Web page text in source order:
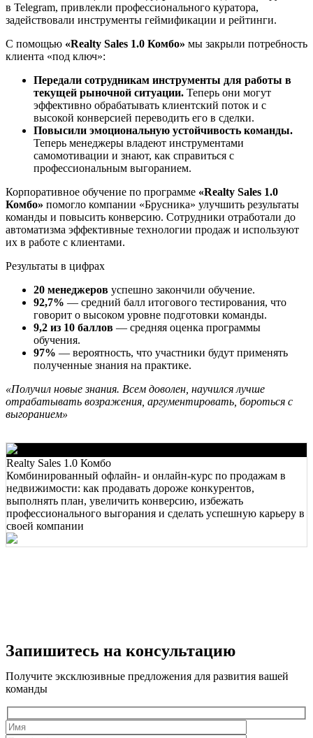
в Telegram, привлекли профессионального куратора,
задействовали инструменты геймификации и рейтинги.
С помощью «Realty Sales 1.0 Комбо» мы закрыли потребность
клиента «под ключ»:
Передали сотрудникам инструменты для работы в
текущей рыночной ситуации. Теперь они могут
эффективно обрабатывать клиентский поток и с
высокой конверсией переводить его в сделки.
Повысили эмоциональную устойчивость команды.
Теперь менеджеры владеют инструментами
самомотивации и знают, как справиться с
профессиональным выгоранием.
Корпоративное обучение по программе «Realty Sales 1.0
Комбо» помогло компании «Брусника» улучшить результаты
команды и повысить конверсию. Сотрудники отработали до
автоматизма эффективные технологии продаж и используют
их в работе с клиентами.
Результаты в цифрах
20 менеджеров успешно закончили обучение.
92,7% — средний балл итогового тестирования, что
говорит о высоком уровне подготовки команды.
9,2 из 10 баллов — средняя оценка программы
обучения.
97% — вероятность, что участники будут применять
полученные знания на практике.
«Получил новые знания. Всем доволен, научился лучше
отрабатывать возражения, аргументировать, бороться с
выгоранием»
Realty Sales 1.0 Комбо
Комбинированный офлайн- и онлайн-курс по продажам в
недвижимости: как продавать дороже конкурентов,
выполнять план, увеличить конверсию, избежать
профессионального выгорания и сделать успешную карьеру в
своей компании
Запишитесь на консультацию
Получите эксклюзивные предложения для развития вашей
команды